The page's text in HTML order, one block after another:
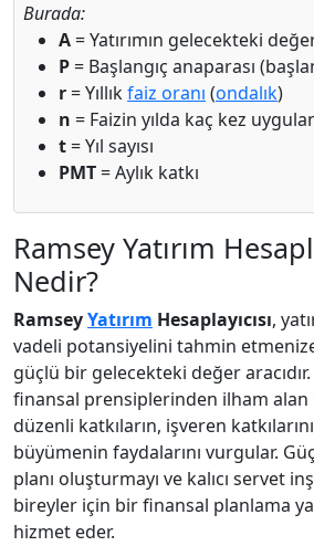
Burada:
A= Yatırımın gelecekteki
P= Başlangıç anaparası
r= Yıllıkfaiz oranı (ondalık)
n = Faizin yılda kaç kez
t= Yıl sayısı
PMT= Aylık katkı
Ramsey Yatırım
Nedir?
RamseyYatırım Hesaplayıcısı,
vadeli potansiyelini tahmin
güçlü bir gelecekteki değer
finansal prensiplerinden ilham alan
düzenli katkıların, işveren
büyümenin faydalarını vurgular.
planı oluşturmayı ve kalıcı servet
bireyler için bir finansal planlama
hizmet eder.